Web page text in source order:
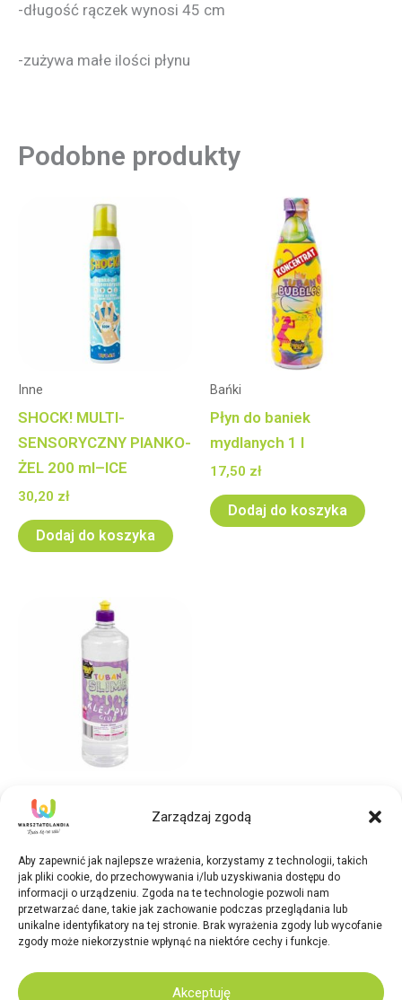
Zarządzaj zgodą
Aby zapewnić jak najlepsze wrażenia, korzystamy z technologii, takich
jak pliki cookie, do przechowywania i/lub uzyskiwania dostępu do
informacji o urządzeniu. Zgoda na te technologie pozwoli nam
przetwarzać dane, takie jak zachowanie podczas przeglądania lub
unikalne identyfikatory na tej stronie. Brak wyrażenia zgody lub wycofanie
zgody może niekorzystnie wpłynąć na niektóre cechy i funkcje.
Akceptuję
-długość rączek wynosi 45 cm
-zużywa małe ilości płynu
Podobne produkty
Inne
SHOCK! MULTI-
SENSORYCZNY PIANKO-
ŻEL 200 ml–ICE
30,20 zł
Dodaj do koszyka
Bańki
Płyn do baniek
mydlanych 1 l
17,50 zł
Dodaj do koszyka
Bezbarwny Klej PVA 1 L
Dodaj do koszyka
2026 Warsztatolandia. Design: